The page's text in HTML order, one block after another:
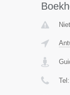
Tel: